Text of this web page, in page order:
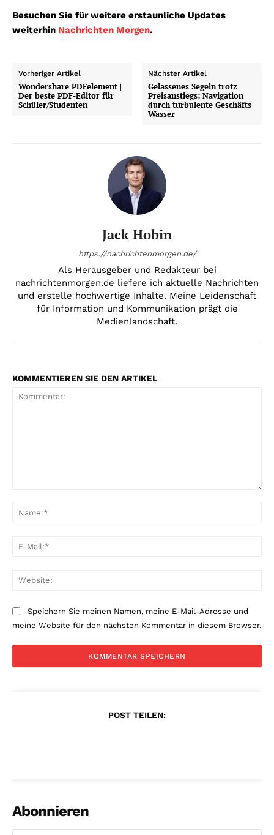
Besuchen Sie für weitere erstaunliche Updates
weiterhin Nachrichten Morgen.
Vorheriger Artikel
Wondershare PDFelement |
Der beste PDF-Editor für
Schüler/Studenten
Nächster Artikel
Gelassenes Segeln trotz
Preisanstiegs: Navigation
durch turbulente Geschäfts
Wasser
Jack Hobin
https://nachrichtenmorgen.de/
Als Herausgeber und Redakteur bei
nachrichtenmorgen.de liefere ich aktuelle Nachrichten
und erstelle hochwertige Inhalte. Meine Leidenschaft
für Information und Kommunikation prägt die
Medienlandschaft.
KOMMENTIEREN SIE DEN ARTIKEL
Speichern Sie meinen Namen, meine E-Mail-Adresse und
meine Website für den nächsten Kommentar in diesem Browser.
POST TEILEN:
Abonnieren